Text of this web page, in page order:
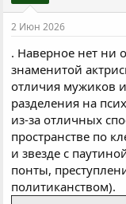
2 Июн 2026
. Наверное нет ни
знаменитой
отличия мужиков
разделения на
из-за отличных
пространстве по
и звезде с
понты,
политиканством).